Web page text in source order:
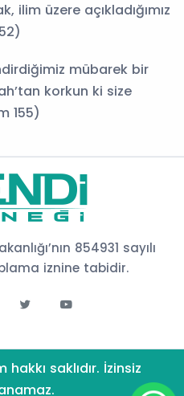
üzere açıkladığımız
mübarek bir
korkun ki size
155)
854931 sayılı
iznine tabidir.
saklıdır. İzinsiz